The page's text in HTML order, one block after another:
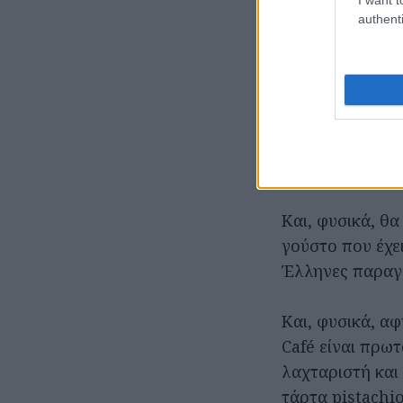
μπακαλιάρου,
λιώνει
επιλογές στα
μοσχαρίσιο
Και, φυσικά,
γούστο που
Έλληνες
Και, φυσικά,
Café είναι
λαχταριστή
τάρτα